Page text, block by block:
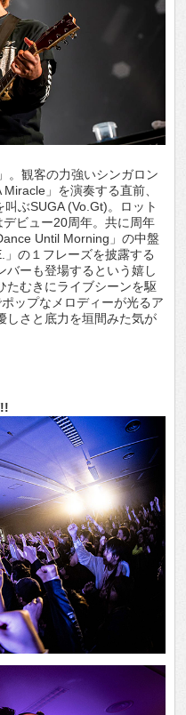
。観客の力強いシンガロン
」を演奏する直前、
ぶSUGA (Vo.Gt)。ロット
ビュー20周年。共に周年
Until Morning」の中盤
の１フレーズを披露する
バーも登場するという嬉し
たむきにライブシーンを駆
ップなメロディーが光るア
しさと底力を垣間みた気が